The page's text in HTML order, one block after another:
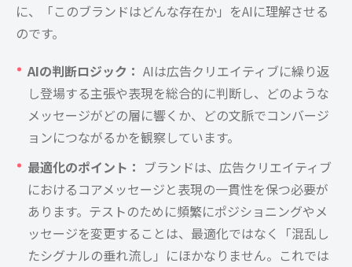
に、「このブランドはどんな存在か」をAIに理解させる
のです。
AIの判断ロジック： AIは広告クリエイティブに繰り返
し登場する主張や表現を総合的に判断し、どのような
メッセージがどの層に響くか、どの文脈でコンバージ
ョンにつながるかを観察しています。
最適化のポイント： ブランドは、広告クリエイティブ
におけるコアメッセージと表現の一貫性を保つ必要が
あります。テストのために頻繁にポジショニングやメ
ッセージを変更することは、最適化ではなく「混乱し
たシグナルの垂れ流し」にほかなりません。これでは